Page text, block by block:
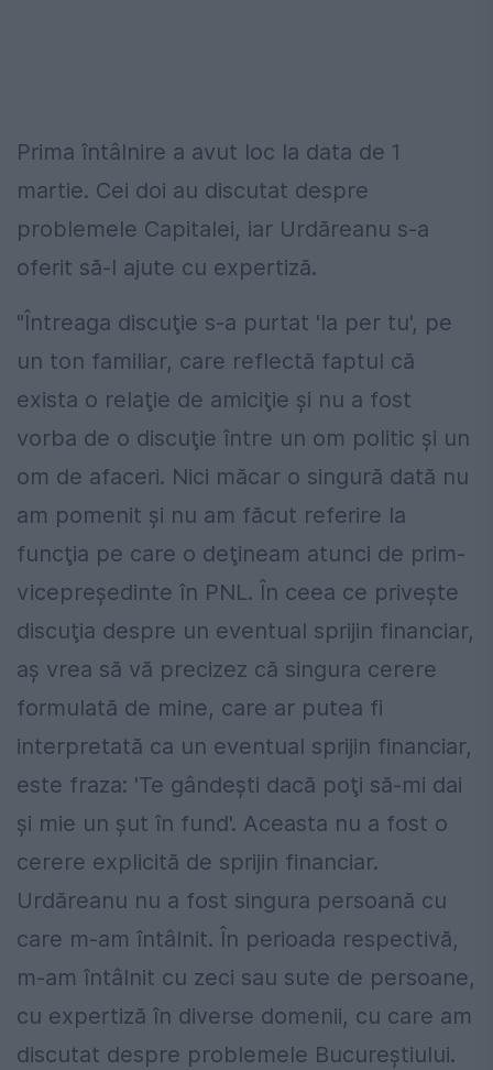
Prima întâlnire a avut loc la data de 1
martie. Cei doi au discutat despre
problemele Capitalei, iar Urdăreanu s-a
oferit să-l ajute cu expertiză.
"Întreaga discuţie s-a purtat 'la per tu', pe
un ton familiar, care reflectă faptul că
exista o relaţie de amiciţie şi nu a fost
vorba de o discuţie între un om politic şi un
om de afaceri. Nici măcar o singură dată nu
am pomenit şi nu am făcut referire la
funcţia pe care o deţineam atunci de prim-
vicepreşedinte în PNL. În ceea ce priveşte
discuţia despre un eventual sprijin financiar,
aş vrea să vă precizez că singura cerere
formulată de mine, care ar putea fi
interpretată ca un eventual sprijin financiar,
este fraza: 'Te gândeşti dacă poţi să-mi dai
şi mie un şut în fund'. Aceasta nu a fost o
cerere explicită de sprijin financiar.
Urdăreanu nu a fost singura persoană cu
care m-am întâlnit. În perioada respectivă,
m-am întâlnit cu zeci sau sute de persoane,
cu expertiză în diverse domenii, cu care am
discutat despre problemele Bucureştiului.